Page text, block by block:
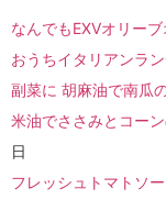
なんでもEXVオリー
おうちイタリアンラ
副菜に 胡麻油で南瓜
米油でささみとコー
日
フレッシュトマトソ